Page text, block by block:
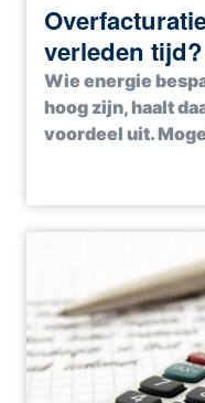
verleden tijd?
Wie energie
hoog zijn, haalt
voordeel uit.